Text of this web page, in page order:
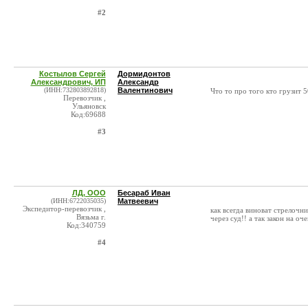
#2
Костылов Сергей
Александрович, ИП
(ИНН:732803892818)
Перевозчик ,
Ульяновск
Код:69688
#3
Дормидонтов
Александр
Валентинович
Что то про того кто грузит
ЛД, ООО
(ИНН:6722035035)
Экспедитор-перевозчик ,
Вязьма г.
Код:340759
#4
Бесараб Иван
Матвеевич
как всегда виноват
через суд!! а так закон на